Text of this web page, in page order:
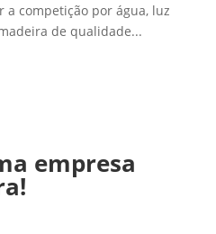
competição por água, luz
de qualidade...
empresa